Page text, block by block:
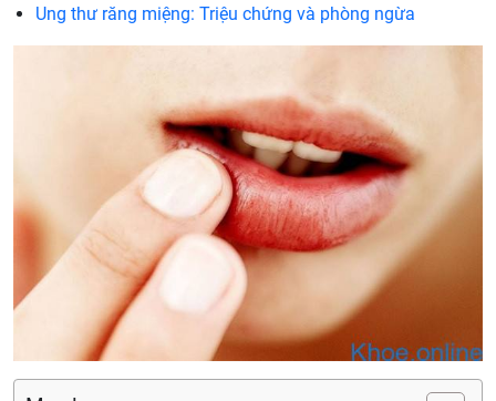
Ung thư răng miệng: Triệu chứng và phòng ngừa